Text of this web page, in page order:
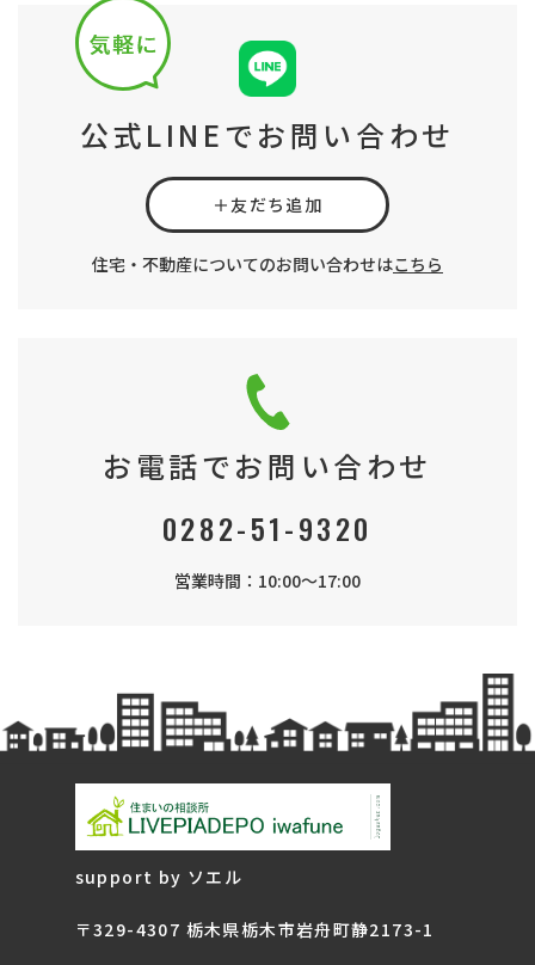
公式LINEでお問い合わせ
＋友だち追加
住宅・不動産についてのお問い合わせはこちら
お電話でお問い合わせ
0282-51-9320
営業時間：10:00～17:00
support by ソエル
〒329-4307 栃木県栃木市岩舟町静2173-1